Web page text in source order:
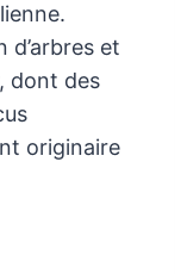
d’arbres et
dont des
originaire